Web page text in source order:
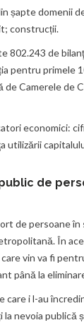
șapte domenii
construcții.
802.243 de
pentru primele
Camerele de
economici:
utilizării
de
de persoane
În
vin va fi
până la
care i l-au
nevoia publică